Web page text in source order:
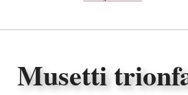
Musetti